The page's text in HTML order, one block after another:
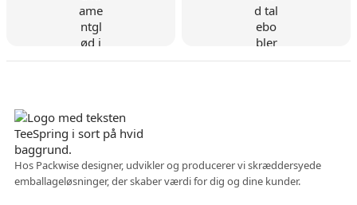
Hos Packwise designer, udvikler og producerer vi skræddersyede
emballageløsninger, der skaber værdi for dig og dine kunder.